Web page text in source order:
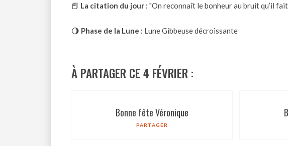
📕 La citation du jour : "On reconnaît le bonheur au bruit qu’il fait
🌖 Phase de la Lune : Lune Gibbeuse décroissante
À PARTAGER CE 4 FÉVRIER :
Bonne fête Véronique
PARTAGER